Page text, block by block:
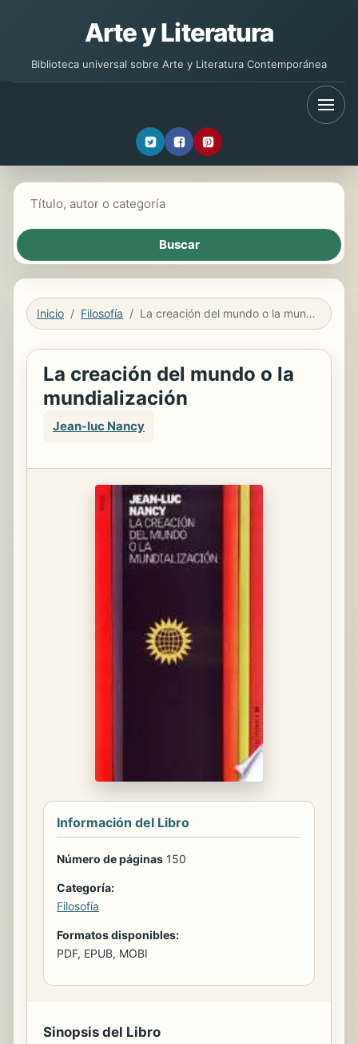
Arte y Literatura
Biblioteca universal sobre Arte y Literatura Contemporánea
Inicio Filosofía La creación del mundo o la mundialización
La creación del mundo o la
mundialización
Jean-luc Nancy
Información del Libro
Número de páginas 150
Categoría:
Filosofía
Formatos disponibles:
PDF, EPUB, MOBI
Sinopsis del Libro